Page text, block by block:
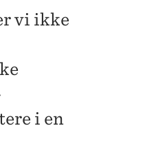
vi ikke
i en